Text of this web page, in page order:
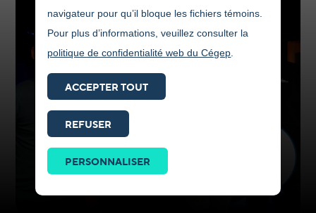
navigateur pour qu’il bloque les fichiers témoins.
Pour plus d’informations, veuillez consulter la
politique de confidentialité web du Cégep
ACCEPTER TOUT
REFUSER
PERSONNALISER